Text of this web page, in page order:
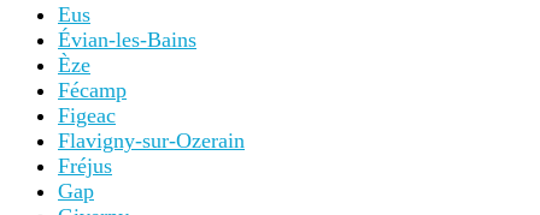
Eus
Évian-les-Bains
Èze
Fécamp
Figeac
Flavigny-sur-Ozerain
Fréjus
Gap